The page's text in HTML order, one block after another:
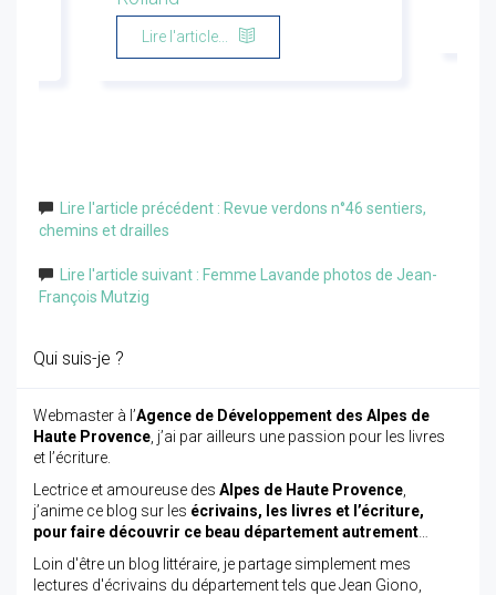
Lire l'article...
Lire l'article précédent : Revue verdons n°46 sentiers,
chemins et drailles
Lire l'article suivant : Femme Lavande photos de Jean-
François Mutzig
Qui suis-je ?
Webmaster à l’Agence de Développement des Alpes de
Haute Provence , j’ai par ailleurs une passion pour les livres
et l’écriture.
Lectrice et amoureuse des Alpes de Haute Provence
j’anime ce blog sur les écrivains, les livres et l’écriture,
pour faire découvrir ce beau département autrement
Loin d'être un blog littéraire, je partage simplement mes
lectures d'écrivains du département tels que Jean Giono,